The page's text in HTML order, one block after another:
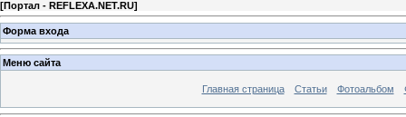
[Портал - REFLEXA.NET.RU]
Форма входа
Меню сайта
Главная страница Статьи Фотоальбом